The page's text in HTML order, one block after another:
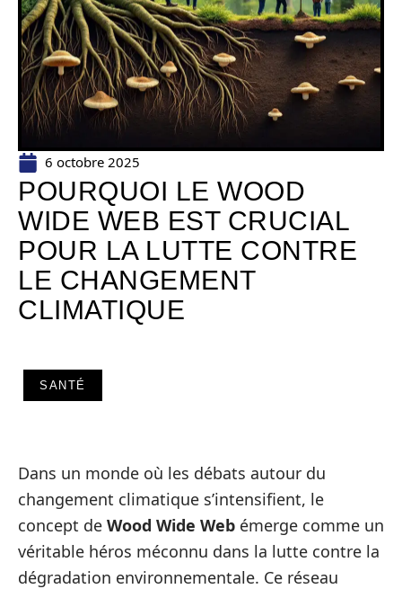
6 octobre 2025
POURQUOI LE WOOD
WIDE WEB EST CRUCIAL
POUR LA LUTTE CONTRE
LE CHANGEMENT
CLIMATIQUE
SANTÉ
Dans un monde où les débats autour du
changement climatique s’intensifient, le
concept de Wood Wide Web émerge comme un
véritable héros méconnu dans la lutte contre la
dégradation environnementale. Ce réseau